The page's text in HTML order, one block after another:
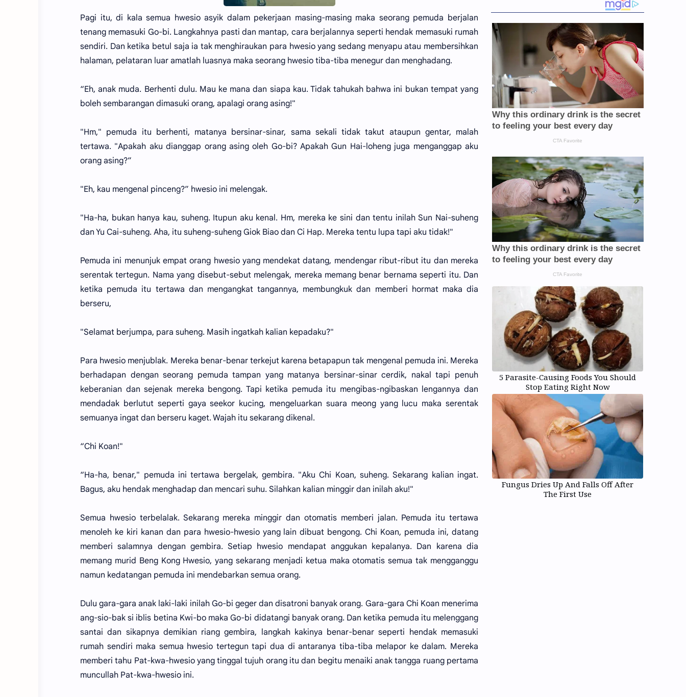
Pagi itu, di kala semua hwesio asyik dalam pekerjaan masing-masing maka seorang pemuda berjalan
tenang memasuki Go-bi. Langkahnya pasti dan mantap, cara berjalannya seperti hendak memasuki rumah
sendiri. Dan ketika betul saja ia tak menghiraukan para hwesio yang sedang menyapu atau membersihkan
halaman, pelataran luar amatlah luasnya maka seorang hwesio tiba-tiba menegur dan menghadang.
“Eh, anak muda. Berhenti dulu. Mau ke mana dan siapa kau. Tidak tahukah bahwa ini bukan tempat yang
boleh sembarangan dimasuki orang, apalagi orang asing!"
"Hm," pemuda itu berhenti, matanya bersinar-sinar, sama sekali tidak takut ataupun gentar, malah
tertawa. "Apakah aku dianggap orang asing oleh Go-bi? Apakah Gun Hai-loheng juga menganggap aku
orang asing?”
"Eh, kau mengenal pinceng?” hwesio ini melengak.
"Ha-ha, bukan hanya kau, suheng. Itupun aku kenal. Hm, mereka ke sini dan tentu inilah Sun Nai-suheng
dan Yu Cai-suheng. Aha, itu suheng-suheng Giok Biao dan Ci Hap. Mereka tentu lupa tapi aku tidak!"
Pemuda ini menunjuk empat orang hwesio yang mendekat datang, mendengar ribut-ribut itu dan mereka
serentak tertegun. Nama yang disebut-sebut melengak, mereka memang benar bernama seperti itu. Dan
ketika pemuda itu tertawa dan mengangkat tangannya, membungkuk dan memberi hormat maka dia
berseru,
"Selamat berjumpa, para suheng. Masih ingatkah kalian kepadaku?"
Para hwesio menjublak. Mereka benar-benar terkejut karena betapapun tak mengenal pemuda ini. Mereka
berhadapan dengan seorang pemuda tampan yang matanya bersinar-sinar cerdik, nakal tapi penuh
keberanian dan sejenak mereka bengong. Tapi ketika pemuda itu mengibas-ngibaskan lengannya dan
mendadak berlutut seperti gaya seekor kucing, mengeluarkan suara meong yang lucu maka serentak
semuanya ingat dan berseru kaget. Wajah itu sekarang dikenal.
“Chi Koan!"
“Ha-ha, benar," pemuda ini tertawa bergelak, gembira. "Aku Chi Koan, suheng. Sekarang kalian ingat.
Bagus, aku hendak menghadap dan mencari suhu. Silahkan kalian minggir dan inilah aku!"
Semua hwesio terbelalak. Sekarang mereka minggir dan otomatis memberi jalan. Pemuda itu tertawa
menoleh ke kiri kanan dan para hwesio-hwesio yang lain dibuat bengong. Chi Koan, pemuda ini, datang
memberi salamnya dengan gembira. Setiap hwesio mendapat anggukan kepalanya. Dan karena dia
memang murid Beng Kong Hwesio, yang sekarang menjadi ketua maka otomatis semua tak mengganggu
namun kedatangan pemuda ini mendebarkan semua orang.
Dulu gara-gara anak laki-laki inilah Go-bi geger dan disatroni banyak orang. Gara-gara Chi Koan menerima
ang-sio-bak si iblis betina Kwi-bo maka Go-bi didatangi banyak orang. Dan ketika pemuda itu melenggang
santai dan sikapnya demikian riang gembira, langkah kakinya benar-benar seperti hendak memasuki
rumah sendiri maka semua hwesio tertegun tapi dua di antaranya tiba-tiba melapor ke dalam. Mereka
memberi tahu Pat-kwa-hwesio yang tinggal tujuh orang itu dan begitu menaiki anak tangga ruang pertama
muncullah Pat-kwa-hwesio ini.
5 Parasite-Causing Foods You Should
Stop Eating Right Now
Fungus Dries Up And Falls Off After
The First Use